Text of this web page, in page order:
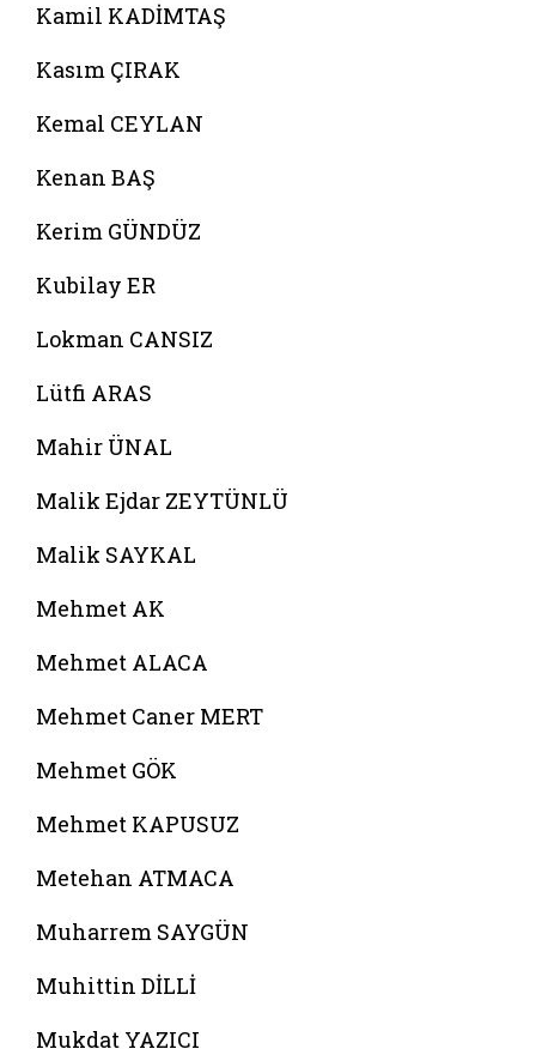
Kamil KADİMTAŞ
Kasım ÇIRAK
Kemal CEYLAN
Kenan BAŞ
Kerim GÜNDÜZ
Kubilay ER
Lokman CANSIZ
Lütfi ARAS
Mahir ÜNAL
Malik Ejdar ZEYTÜNLÜ
Malik SAYKAL
Mehmet AK
Mehmet ALACA
Mehmet Caner MERT
Mehmet GÖK
Mehmet KAPUSUZ
Metehan ATMACA
Muharrem SAYGÜN
Muhittin DİLLİ
Mukdat YAZICI